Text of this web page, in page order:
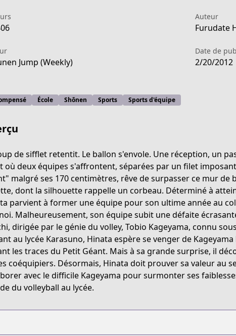
46e8-b12c-0448a6453dfa
Auteur
Furudate
Jump (Weekly)
Date de
2/20/2012
École Shōnen Sports Sports d'équipe
de sifflet retentit. Le ballon s'envole. Une réception, un
où deux équipes s'affrontent, séparées par un filet
malgré ses 170 centimètres, rêve de surpasser ce mur
dont la silhouette rappelle un corbeau. Déterminé à
parvient à former une équipe pour son ultime année au
Malheureusement, son équipe subit une défaite
dirigée par le génie du volley, Tobio Kageyama, connu
au lycée Karasuno, Hinata espère se venger de
les traces du Petit Géant. Mais à sa grande surprise, il
coéquipiers. Désormais, Hinata doit prouver sa valeur au
avec le difficile Kageyama pour surmonter ses
du volleyball au lycée.